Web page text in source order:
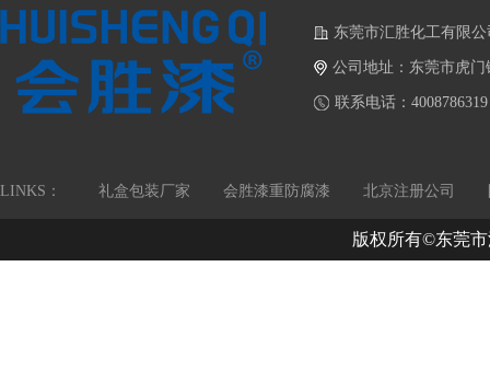
东莞市汇胜化工有限公
公司地址：东莞市虎
联系电话：4008786319
LINKS： 礼盒包装厂家 会胜漆重防腐漆 北京注册公司
版权所有©东莞